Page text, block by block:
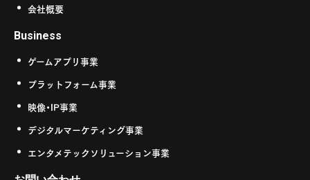
会社概要
Business
ゲームアプリ事業
プラットフォーム事業
映像・IP事業
デジタルマーケティング事業
エンタメテックソリューション事業